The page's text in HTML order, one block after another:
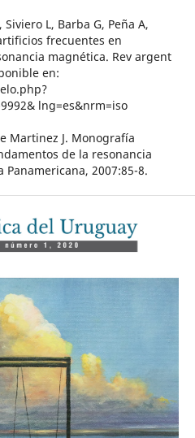
L, Barba G, Peña A,
frecuentes en
magnética. Rev argent
en:
lng=es&nrm=iso
Martinez J. Monografía
de la resonancia
Panamericana, 2007:85-8.